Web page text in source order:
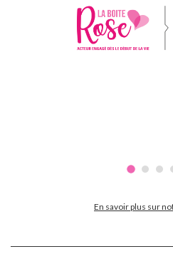
En savoir plus sur